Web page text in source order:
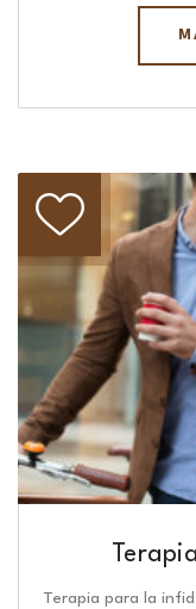
Terapia para la